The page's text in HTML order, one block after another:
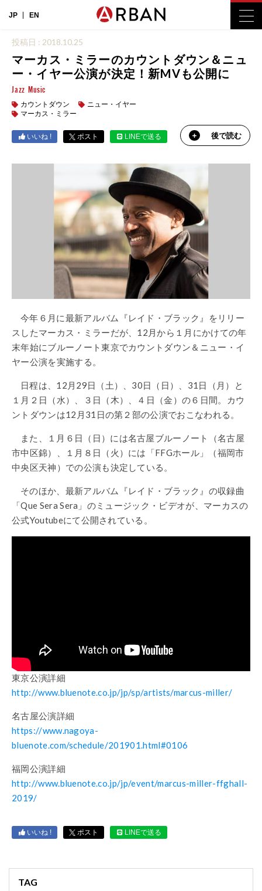
JP EN
投稿日 : 2018.10.25
マーカス・ミラーのカウントダウン＆ニュ
ー・イヤー公演が決定！新MVも公開に
Jazz Music
カウントダウン
ニュー・イヤー
マーカス・ミラー
いいね ! ポスト LINEで送る 後で読む
今年６月に最新アルバム『レイド・ブラック』をリリー
スしたマーカス・ミラーだが、12月から１月にかけての年
末年始にブルーノート東京でカウントダウン＆ニュー・イ
ヤー公演を実施する。
日程は、12月29日（土）、30日（日）、31日（月）と
１月２日（水）、３日（木）、４日（金）の６日間。カウ
ントダウンは12月31日の第２部の公演でおこなわれる。
また、１月６日（日）には名古屋ブルーノート（名古屋
市中区錦）、１月８日（火）には「FFGホール」（福岡市
中央区天神）での公演も決定している。
そのほか、最新アルバム『レイド・ブラック』の収録曲
「Que Sera Sera」のミュージック・ビデオが、マーカスの
公式Youtubeにて公開されている。
東京公演詳細
http://www.bluenote.co.jp/jp/sp/artists/marcus-miller/
名古屋公演詳細
https://www.nagoya-
bluenote.com/schedule/201901.html#0106
福岡公演詳細
http://www.bluenote.co.jp/jp/event/marcus-miller-ffghall-
2019/
いいね ! ポスト LINEで送る
TAG